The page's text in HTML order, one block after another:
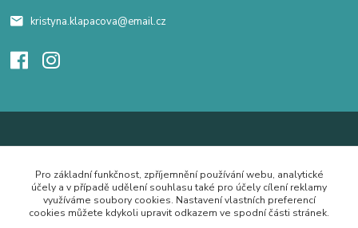
kristyna.klapacova@email.cz
Pro základní funkčnost, zpříjemnění používání webu, analytické
účely a v případě udělení souhlasu také pro účely cílení reklamy
využíváme soubory cookies. Nastavení vlastních preferencí
cookies můžete kdykoli upravit odkazem ve spodní části stránek.